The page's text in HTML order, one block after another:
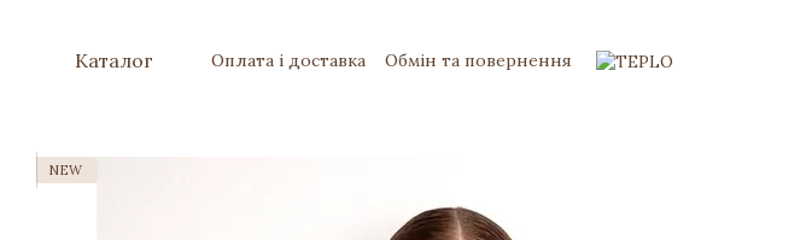
Каталог Оплата і доставка Обмін та повернення
NEW